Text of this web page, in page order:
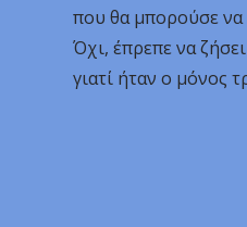
που θα μπορούσε
Όχι, έπρεπε να
γιατί ήταν ο μόνος